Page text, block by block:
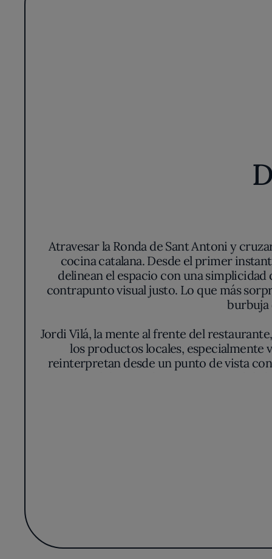
Atravesar la Ronda de Sant Antoni y
cocina catalana. Desde el primer
delinean el espacio con una
contrapunto visual justo. Lo que más
burbuja
Jordi Vilá, la mente al frente del
los productos locales, especialmente
reinterpretan desde un punto de vista
La presentación de cada elaboración
huyendo del efectismo fácil y apostando